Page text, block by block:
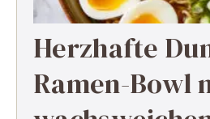
Herzhafte
Ramen-Bowl